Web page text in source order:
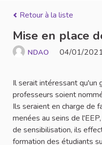
Retour à la liste
Mise en place
NDAO 04/01/
Il serait intéressant qu'un
professeurs soient
Ils seraient en charge de
menées au seins de
de sensibilisation, ils
formation des étudiants